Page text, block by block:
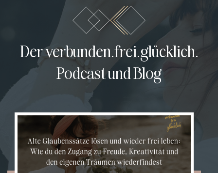
Der verbunden.frei.glücklich.
Podcast und Blog